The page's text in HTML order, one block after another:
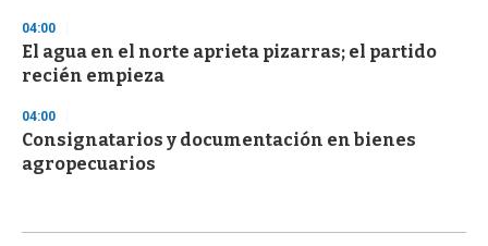
04:00
El agua en el norte aprieta pizarras; el partido
recién empieza
04:00
Consignatarios y documentación en bienes
agropecuarios